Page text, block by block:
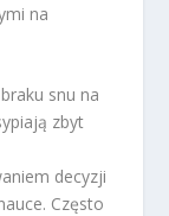
na
snu na
zbyt
decyzji
Często